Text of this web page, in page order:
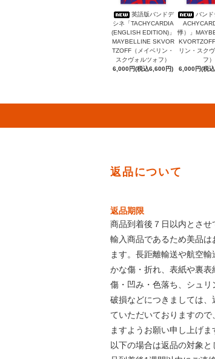
英語版バンドデ
シネ「TACHYCARDIA
(ENGLISH EDITION)」
MAYBELLINE SKVOR
TZOFF（メイベリン・
スクヴォルツォフ）
6,000円(税込6,600円)
バン
悸）」
リン・スク
フ）
6,000円(税
返品について
返品期限
商品到着後７日以内とさせ
輸入商品であるため美品は
ます。長距離輸送や航空
かな傷・折れ、表紙や裏表
傷・凹み・色落ち、シュリ
破損などにつきましては、
ていただいておりますの
ますようお願い申し上げま
以下の場合は返品の対象